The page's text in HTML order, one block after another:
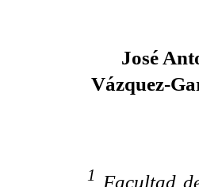
José
Vázquez-
1 Facultad